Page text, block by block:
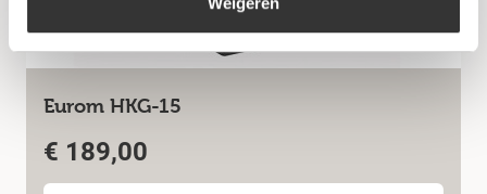
Eurom HKG-15
€ 189,00